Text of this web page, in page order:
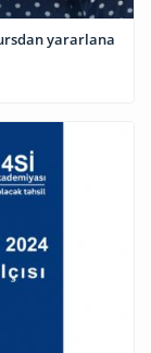
yararlana